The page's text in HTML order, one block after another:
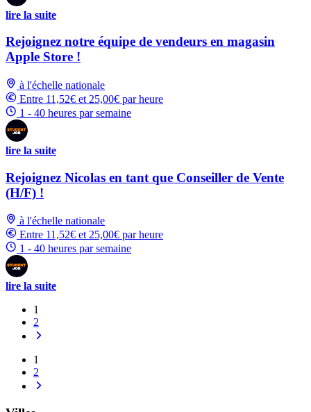
lire la suite
Rejoignez notre équipe de vendeurs en magasin
Apple Store !
à l'échelle nationale
Entre 11,52€ et 25,00€ par heure
1 - 40 heures par semaine
lire la suite
Rejoignez Nicolas en tant que Conseiller de Vente
(H/F) !
à l'échelle nationale
Entre 11,52€ et 25,00€ par heure
1 - 40 heures par semaine
lire la suite
1
2
1
2